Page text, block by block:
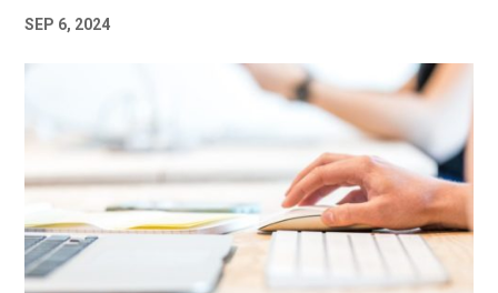
SEP 6, 2024